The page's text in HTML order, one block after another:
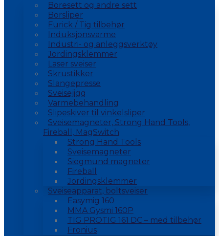
Boresett og andre sett
Borsliper
Furick / Tig tilbehør
Induksjonsvarme
Industri- og anleggsverktøy
Jordingsklemmer
Laser sveiser
Skrustikker
Slangepresse
Sveisejigg
Varmebehandling
Slipeskiver til vinkelsliper
Sveisemagneter, Strong Hand Tools,
Fireball, MagSwitch
Strong Hand Tools
Sveisemagneter
Siegmund magneter
Fireball
Jordingsklemmer
Sveiseapparat, boltsveiser
Easymig 160
MMA Gysmi 160P
TIG PROTIG 161 DC – med tilbehør
Fronius